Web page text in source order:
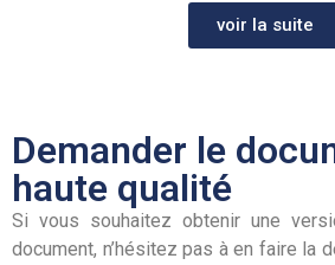
voir la suite
Demander le
haute qualité
Si vous souhaitez obtenir une
document, n’hésitez pas à en faire la